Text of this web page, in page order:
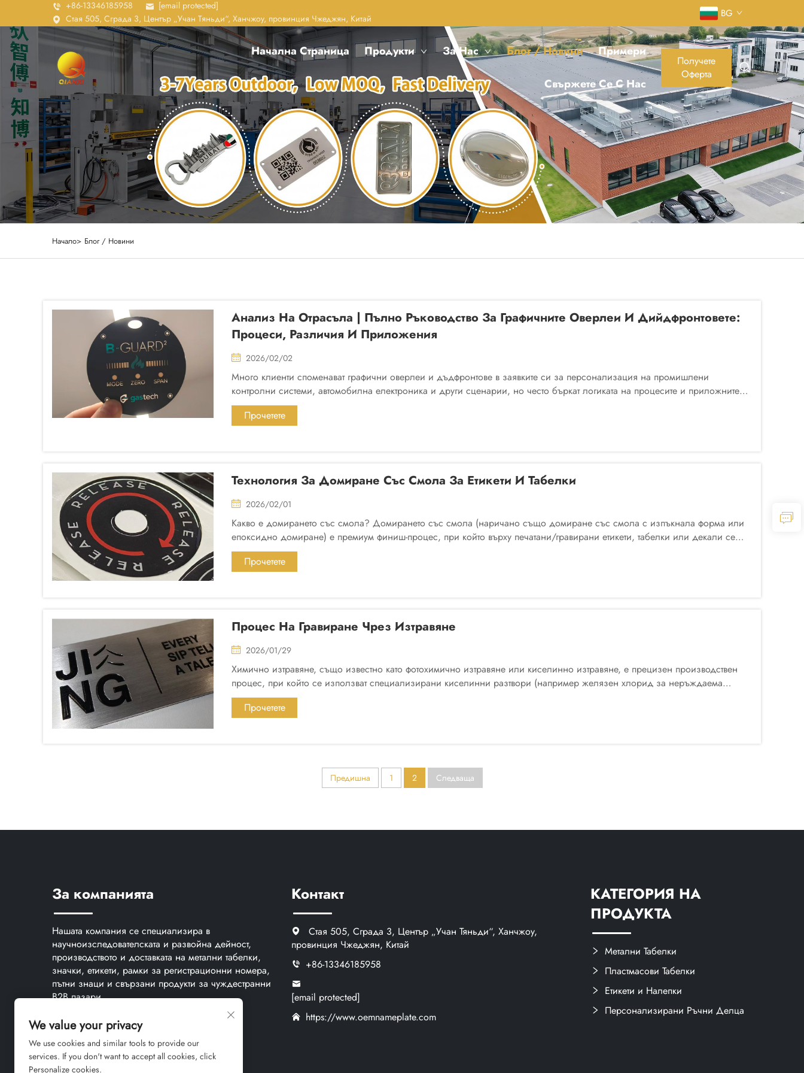
+86-13346185958
[email protected]
Стая 505, Сграда 3, Център „Учан Тяньди“, Ханчжоу, провинция Чжеджян, Китай
BG
Начална Страница Продукти За Нас Блог / Новини Примери
Свържете Се С Нас
Получете
Оферта
Начало> Блог / Новини
Анализ На Отрасъла | Пълно Ръководство За Графичните Оверлеи И Дийдфронтовете:
Процеси, Различия И Приложения
2026/02/02
Много клиенти споменават графични оверлеи и дъдфронтове в заявките си за персонализация на промишлени
контролни системи, автомобилна електроника и други сценарии, но често бъркат логиката на процесите и приложните
им сценарии. Като се обединят типичните изисквания в ...
Прочетете
Технология За Домиране Със Смола За Етикети И Табелки
2026/02/01
Какво е домирането със смола? Домирането със смола (наричано също домиране със смола с изпъкнала форма или
епоксидно домиране) е премиум финиш-процес, при който върху печатани/гравирани етикети, табелки или декали се
нанася прозрачна, вискозна, ултравиолетова или двукомпонентна епоксидна смола. Смолата се саморазлива ...
Прочетете
Процес На Гравиране Чрез Изтравяне
2026/01/29
Химично изтравяне, също известно като фотохимично изтравяне или киселинно изтравяне, е прецизен производствен
процес, при който се използват специализирани киселинни разтвори (например желязен хлорид за неръждаема
стомана, смеси въз основа на солна киселина за мед или натриеви...)
Прочетете
Предишна 1 2 Следваща
За компанията
Нашата компания се специализира в
научноизследователската и развойна дейност,
производството и доставката на метални табелки,
значки, етикети, рамки за регистрационни номера,
пътни знаци и свързани продукти за чуждестранни
B2B пазари.
Контакт
Стая 505, Сграда 3, Център „Учан Тяньди“, Ханчжоу,
провинция Чжеджян, Китай
+86-13346185958
[email protected]
https://www.oemnameplate.com
КАТЕГОРИЯ НА
ПРОДУКТА
Метални Табелки
Пластмасови Табелки
Етикети и Налепки
Персонализирани Ръчни Делца
We value your privacy
We use cookies and similar tools to provide our
services. If you don't want to accept all cookies, click
Personalize cookies.